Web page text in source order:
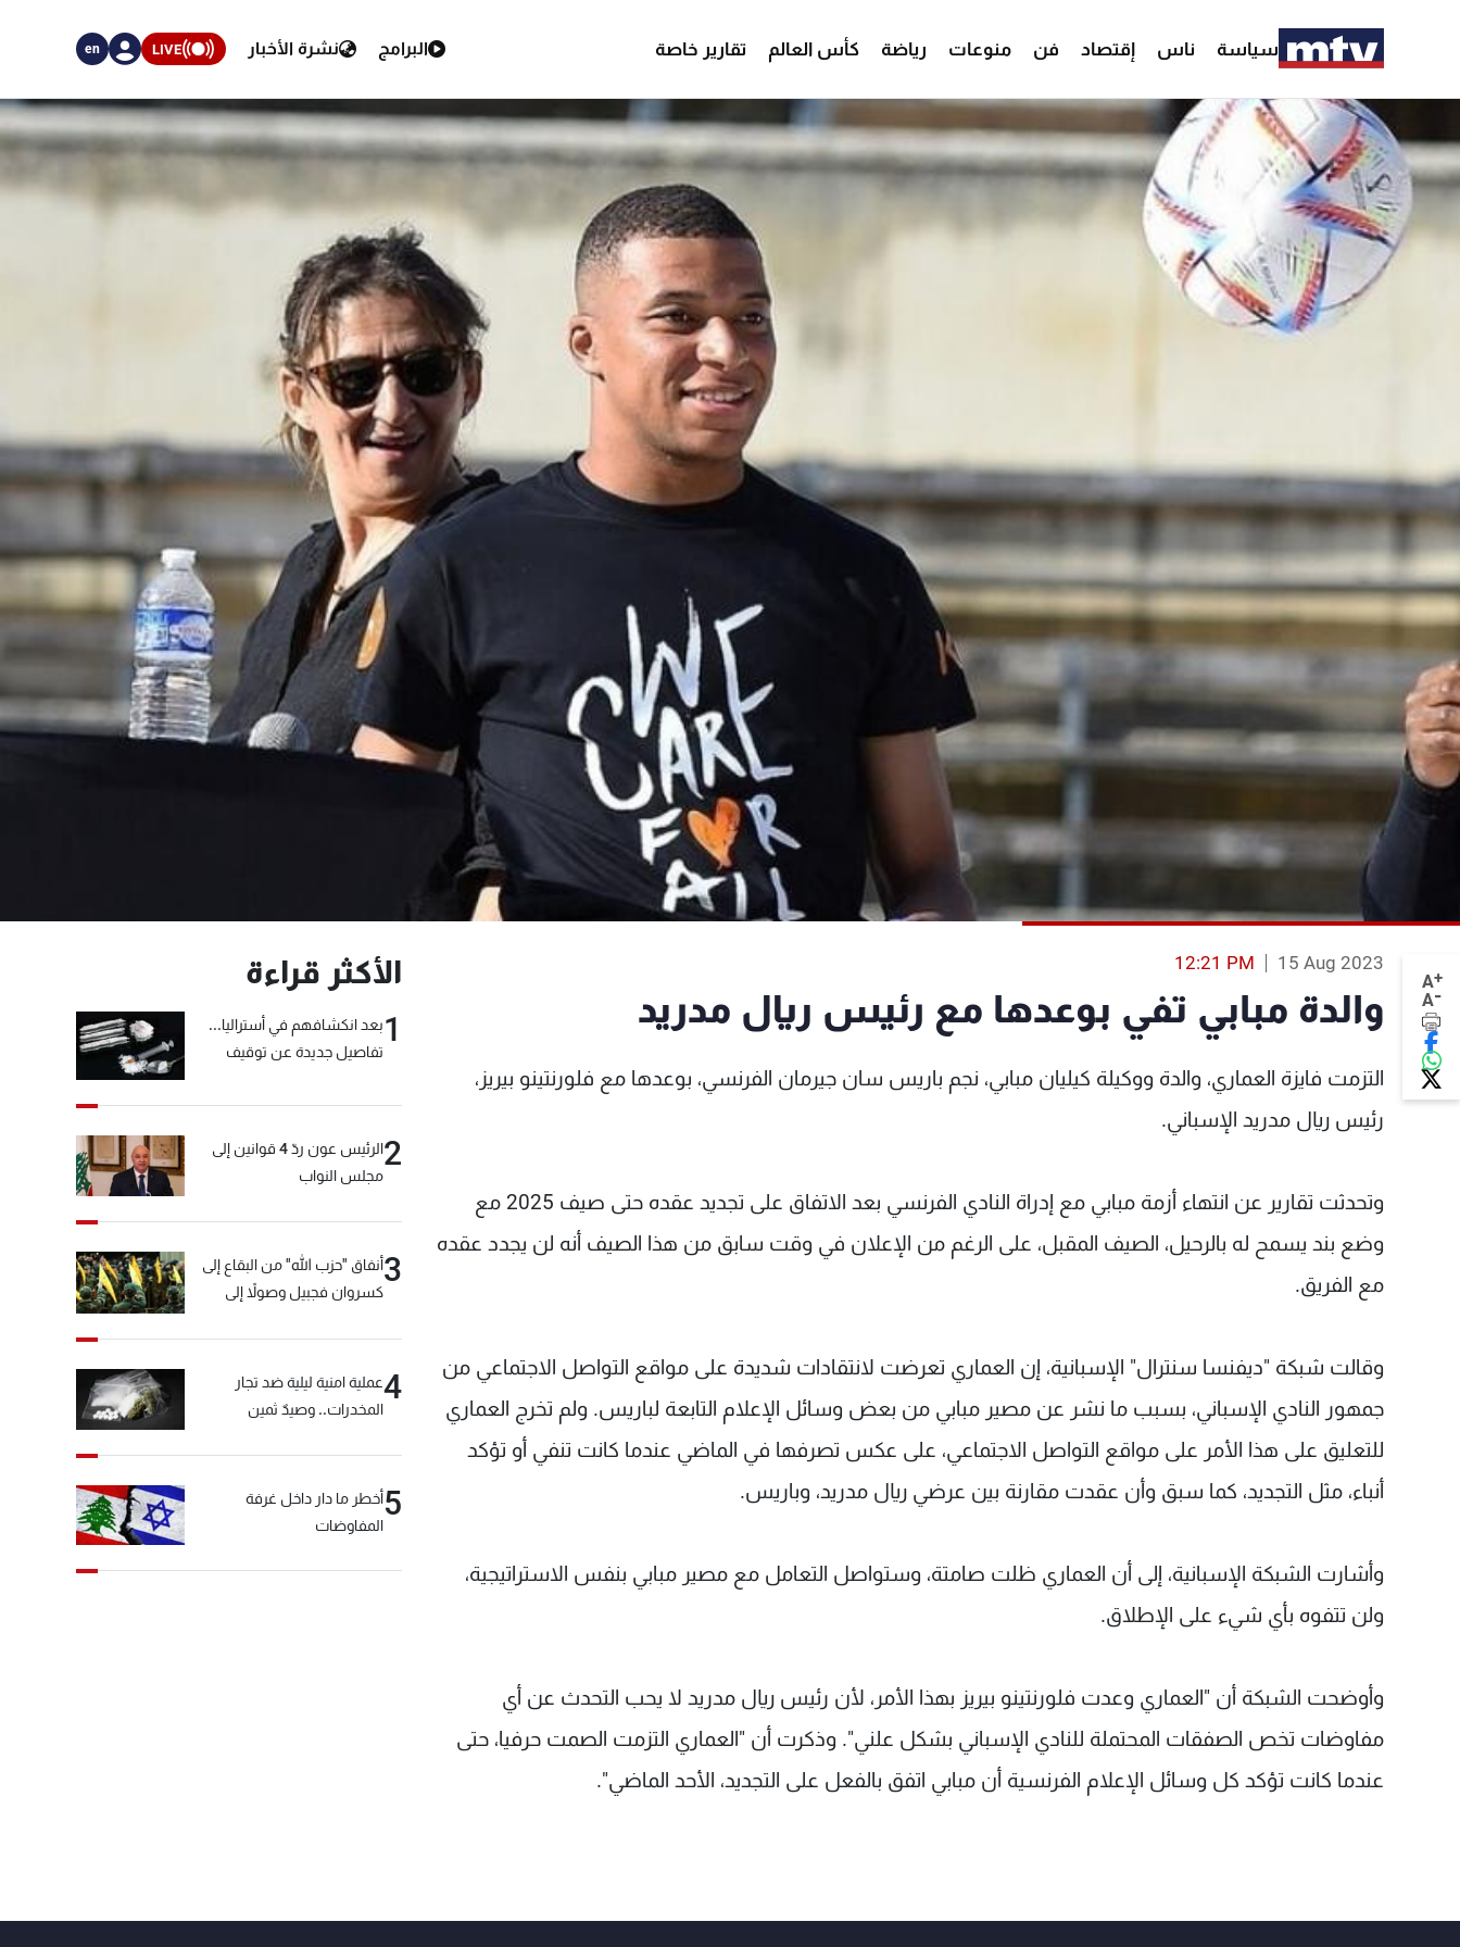
سياسة ناس إقتصاد فن منوعات رياضة كأس العالم تقارير خاصة البرامج نشرة الأخبار LIVE
en
A+
A-
15 Aug 2023
12:21 PM
والدة مبابي تفي بوعدها مع رئيس ريال مدريد
التزمت فايزة العماري، والدة ووكيلة كيليان مبابي، نجم باريس سان جيرمان الفرنسي، بوعدها مع فلورنتينو بيريز،
رئيس ريال مدريد الإسباني.
وتحدثت تقارير عن انتهاء أزمة مبابي مع إدراة النادي الفرنسي بعد الاتفاق على تجديد عقده حتى صيف 2025 مع
وضع بند يسمح له بالرحيل، الصيف المقبل، على الرغم من الإعلان في وقت سابق من هذا الصيف أنه لن يجدد عقده
مع الفريق.
وقالت شبكة "ديفنسا سنترال" الإسبانية، إن العماري تعرضت لانتقادات شديدة على مواقع التواصل الاجتماعي من
جمهور النادي الإسباني، بسبب ما نشر عن مصير مبابي من بعض وسائل الإعلام التابعة لباريس. ولم تخرج العماري
للتعليق على هذا الأمر على مواقع التواصل الاجتماعي، على عكس تصرفها في الماضي عندما كانت تنفي أو تؤكد
أنباء، مثل التجديد، كما سبق وأن عقدت مقارنة بين عرضي ريال مدريد، وباريس.
وأشارت الشبكة الإسبانية، إلى أن العماري ظلت صامتة، وستواصل التعامل مع مصير مبابي بنفس الاستراتيجية،
ولن تتفوه بأي شيء على الإطلاق.
وأوضحت الشبكة أن "العماري وعدت فلورنتينو بيريز بهذا الأمر، لأن رئيس ريال مدريد لا يحب التحدث عن أي
مفاوضات تخص الصفقات المحتملة للنادي الإسباني بشكل علني". وذكرت أن "العماري التزمت الصمت حرفيا، حتى
عندما كانت تؤكد كل وسائل الإعلام الفرنسية أن مبابي اتفق بالفعل على التجديد، الأحد الماضي".
الأكثر قراءة
1بعد انكشافهم في أستراليا...
تفاصيل جديدة عن توقيف
2
الرئيس عون ردّ 4 قوانين إلى
مجلس النواب
3أنفاق "حزب الله" من البقاع إلى
كسروان فجبيل وصولاً إلى
4عملية امنية ليلية ضد تجار
المخدرات.. وصيدٌ ثمين
5أخطر ما دار داخل غرفة
المفاوضات